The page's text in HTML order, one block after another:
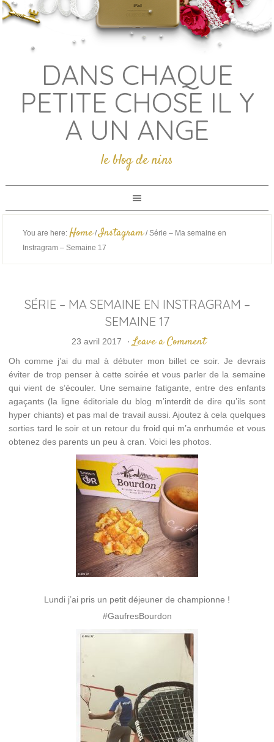
DANS CHAQUE
PETITE CHOSE IL Y
A UN ANGE
le blog de nins
You are here: Home / Instagram /Série – Ma semaine en
Instragram – Semaine 17
SÉRIE – MA SEMAINE EN INSTRAGRAM –
SEMAINE 17
23 avril 2017 · Leave a Comment
Oh comme j’ai du mal à débuter mon billet ce soir. Je devrais
éviter de trop penser à cette soirée et vous parler de la semaine
qui vient de s’écouler. Une semaine fatigante, entre des enfants
agaçants (la ligne éditoriale du blog m’interdit de dire qu’ils sont
hyper chiants) et pas mal de travail aussi. Ajoutez à cela quelques
sorties tard le soir et un retour du froid qui m’a enrhumée et vous
obtenez des parents un peu à cran. Voici les photos.
Lundi j’ai pris un petit déjeuner de championne !
#GaufresBourdon